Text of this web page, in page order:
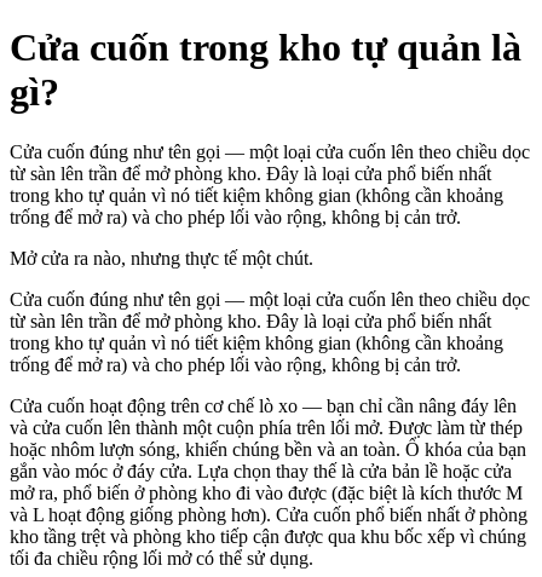
Cửa cuốn trong kho tự quản là
gì?
Cửa cuốn đúng như tên gọi — một loại cửa cuốn lên theo chiều dọc
từ sàn lên trần để mở phòng kho. Đây là loại cửa phổ biến nhất
trong kho tự quản vì nó tiết kiệm không gian (không cần khoảng
trống để mở ra) và cho phép lối vào rộng, không bị cản trở.
Mở cửa ra nào, nhưng thực tế một chút.
Cửa cuốn đúng như tên gọi — một loại cửa cuốn lên theo chiều dọc
từ sàn lên trần để mở phòng kho. Đây là loại cửa phổ biến nhất
trong kho tự quản vì nó tiết kiệm không gian (không cần khoảng
trống để mở ra) và cho phép lối vào rộng, không bị cản trở.
Cửa cuốn hoạt động trên cơ chế lò xo — bạn chỉ cần nâng đáy lên
và cửa cuốn lên thành một cuộn phía trên lối mở. Được làm từ thép
hoặc nhôm lượn sóng, khiến chúng bền và an toàn. Ổ khóa của bạn
gắn vào móc ở đáy cửa. Lựa chọn thay thế là cửa bản lề hoặc cửa
mở ra, phổ biến ở phòng kho đi vào được (đặc biệt là kích thước M
và L hoạt động giống phòng hơn). Cửa cuốn phổ biến nhất ở phòng
kho tầng trệt và phòng kho tiếp cận được qua khu bốc xếp vì chúng
tối đa chiều rộng lối mở có thể sử dụng.